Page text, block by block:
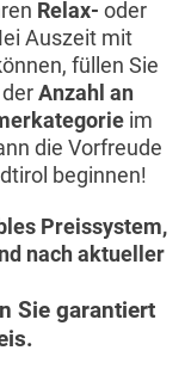
Relax- oder
Auszeit mit
füllen Sie
Anzahl an
im
die Vorfreude
beginnen!
Preissystem,
nach aktueller
Sie garantiert